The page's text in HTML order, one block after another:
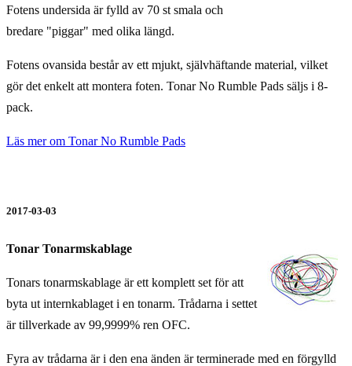
Fotens undersida är fylld av 70 st smala och
bredare "piggar" med olika längd.
Fotens ovansida består av ett mjukt, självhäftande material, vilket
gör det enkelt att montera foten. Tonar No Rumble Pads säljs i 8-
pack.
Läs mer om Tonar No Rumble Pads
2017-03-03
Tonar Tonarmskablage
Tonars tonarmskablage är ett komplett set för att
byta ut internkablaget i en tonarm. Trådarna i settet
är tillverkade av 99,9999% ren OFC.
Fyra av trådarna är i den ena änden är terminerade med en förgylld